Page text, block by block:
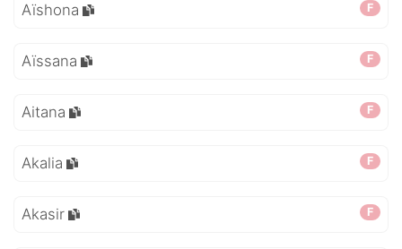
F
Aïshona
F
Aïssana
F
Aitana
F
Akalia
F
Akasir